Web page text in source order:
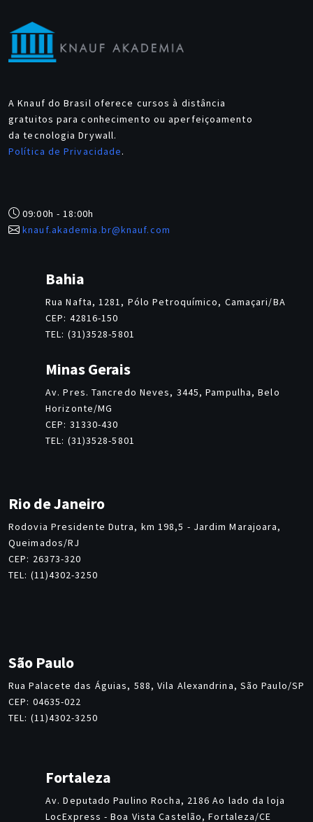
A Knauf do Brasil oferece cursos à distância
gratuitos para conhecimento ou aperfeiçoamento
da tecnologia Drywall.
Política de Privacidade.
09:00h - 18:00h
knauf.akademia.br@knauf.com
Bahia
Rua Nafta, 1281, Pólo Petroquímico, Camaçari/BA
CEP: 42816-150
TEL: (31)3528-5801
Minas Gerais
Av. Pres. Tancredo Neves, 3445, Pampulha, Belo
Horizonte/MG
CEP: 31330-430
TEL: (31)3528-5801
Rio de Janeiro
Rodovia Presidente Dutra, km 198,5 - Jardim Marajoara,
Queimados/RJ
CEP: 26373-320
TEL: (11)4302-3250
São Paulo
Rua Palacete das Águias, 588, Vila Alexandrina, São Paulo/SP
CEP: 04635-022
TEL: (11)4302-3250
Fortaleza
Av. Deputado Paulino Rocha, 2186 Ao lado da loja
LocExpress - Boa Vista Castelão, Fortaleza/CE